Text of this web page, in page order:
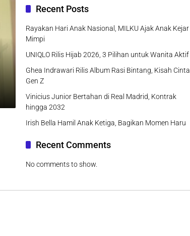
Recent Posts
Rayakan Hari Anak Nasional, MILKU Ajak Anak Kejar
Mimpi
UNIQLO Rilis Hijab 2026, 3 Pilihan untuk Wanita Aktif
Ghea Indrawari Rilis Album Rasi Bintang, Kisah Cinta
Gen Z
Vinicius Junior Bertahan di Real Madrid, Kontrak
hingga 2032
Irish Bella Hamil Anak Ketiga, Bagikan Momen Haru
Recent Comments
No comments to show.